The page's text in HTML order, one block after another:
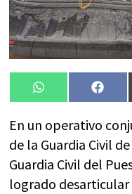
Compartir
en
WhatsApp
en
En un operativo
de la Guardia Civil
Guardia Civil del
logrado